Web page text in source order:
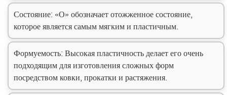
Состояние: «О» обозначает отожженное состояние,
которое является самым мягким и пластичным.
Формуемость: Высокая пластичность делает его очень
подходящим для изготовления сложных форм
посредством ковки, прокатки и растяжения.